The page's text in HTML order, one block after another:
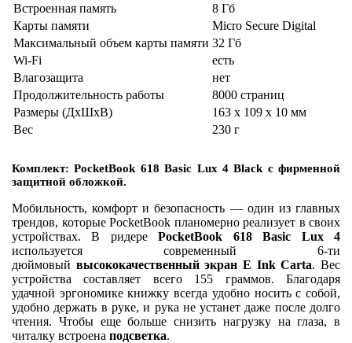
Встроенная память
8 Гб
Карты памяти
Micro Secure Digital
Максимальный объем карты памяти 32 Гб
Wi-Fi
есть
Влагозащита
нет
Продолжительность работы
8000 страниц
Размеры (ДхШхВ)
163 x 109 x 10 мм
Вес
230 г
Комплект: PocketBook 618 Basic Lux 4 Black с фирменной
защитной обложкой.
Мобильность, комфорт и безопасность — один из главных
трендов, которые PocketBook планомерно реализует в своих
устройствах. В ридереPocketBook 618 Basic Lux 4
используется современный 6-ти
дюймовый высококачественный экран E Ink Carta. Вес
устройства составляет всего 155 граммов. Благодаря
удачной эргономике книжку всегда удобно носить с собой,
удобно держать в руке, и рука не устанет даже после долго
чтения. Чтобы еще больше снизить нагрузку на глаза, в
читалку встроена подсветка.